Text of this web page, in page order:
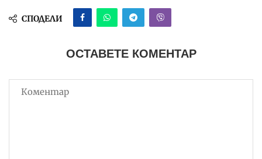
СПОДЕЛИ
ОСТАВЕТЕ КОМЕНТАР